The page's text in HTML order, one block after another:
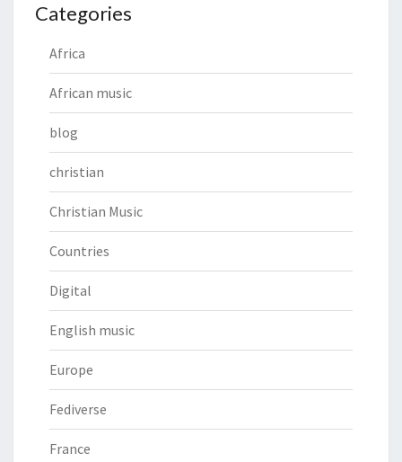
Categories
Africa
African music
blog
christian
Christian Music
Countries
Digital
English music
Europe
Fediverse
France